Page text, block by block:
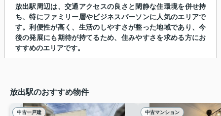
放出駅周辺は、交通アクセスの良さと閑静な住環境を併せ持
ち、特にファミリー層やビジネスパーソンに人気のエリアで
す。利便性が高く、生活のしやすさが整った地域であり、今
後の発展にも期待が持てるため、住みやすさを求める方にお
すすめのエリアです。
放出駅のおすすめ物件
中古一戸建 中古マンション